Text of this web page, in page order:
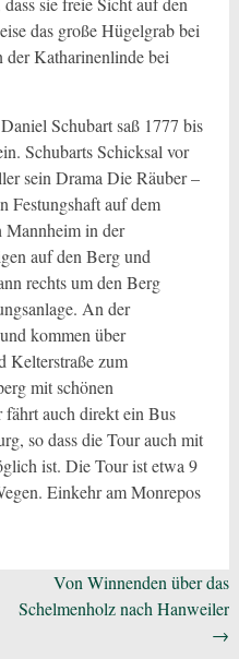
das große Hügelgrab bei
der Katharinenlinde bei
Schubart saß 1777 bis
Schubarts Schicksal vor
sein Drama Die Räuber –
Festungshaft auf dem
Mannheim in der
auf den Berg und
rechts um den Berg
An der
kommen über
Kelterstraße zum
mit schönen
auch direkt ein Bus
so dass die Tour auch mit
ist. Die Tour ist etwa 9
Einkehr am Monrepos
Von Winnenden über das
Schelmenholz nach Hanweiler
→